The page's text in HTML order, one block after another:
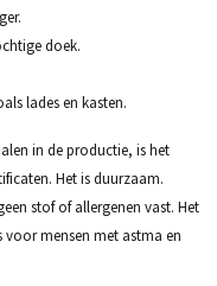
doek.
lades en kasten.
in de productie, is het
Het is duurzaam.
stof of allergenen vast. Het
mensen met astma en